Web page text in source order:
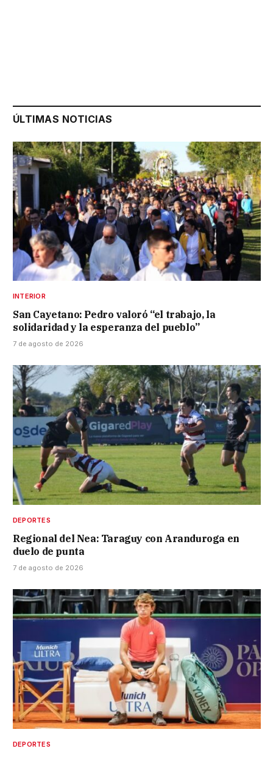
ÚLTIMAS NOTICIAS
INTERIOR
San Cayetano: Pedro valoró “el trabajo, la
solidaridad y la esperanza del pueblo”
7 de agosto de 2026
DEPORTES
Regional del Nea: Taraguy con Aranduroga en
duelo de punta
7 de agosto de 2026
DEPORTES